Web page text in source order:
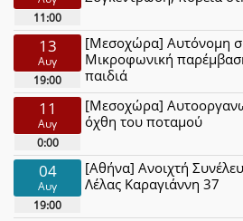
11:00
13
Αυγ
19:00
[Μεσοχώρα] Αυτόνομη
Μικροφωνική
παιδιά
11
Αυγ
0:00
[Μεσοχώρα]
όχθη του ποταμού
04
Αυγ
19:00
[Αθήνα] Ανοιχτή
Λέλας Καραγιάννη 37